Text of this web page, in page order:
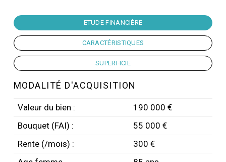
ETUDE FINANCIÈRE
CARACTÉRISTIQUES
SUPERFICIE
MODALITÉ D'ACQUISITION
Valeur du bien :
190 000 €
Bouquet (FAI) :
55 000 €
Rente (/mois) :
300 €